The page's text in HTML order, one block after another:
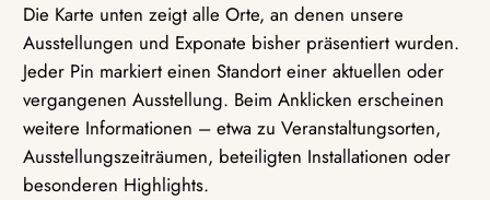
Die Karte unten zeigt alle Orte, an denen unsere
Ausstellungen und Exponate bisher präsentiert wurden.
Jeder Pin markiert einen Standort einer aktuellen oder
vergangenen Ausstellung. Beim Anklicken erscheinen
weitere Informationen – etwa zu Veranstaltungsorten,
Ausstellungszeiträumen, beteiligten Installationen oder
besonderen Highlights.